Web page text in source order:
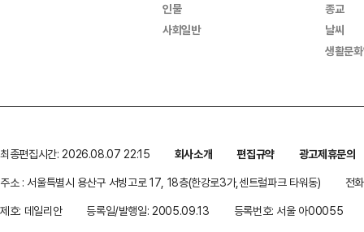
인물
사회일반
종교
날씨
생활문
최종편집시간: 2026.08.07 22:15 회사소개 편집규약
광고제휴문의
주소 : 서울특별시 용산구 서빙고로 17, 18층(한강로3가,센트럴파크 타워동)
전
제호: 데일리안
등록일/발행일: 2005.09.13 등록번호: 서울 아00055